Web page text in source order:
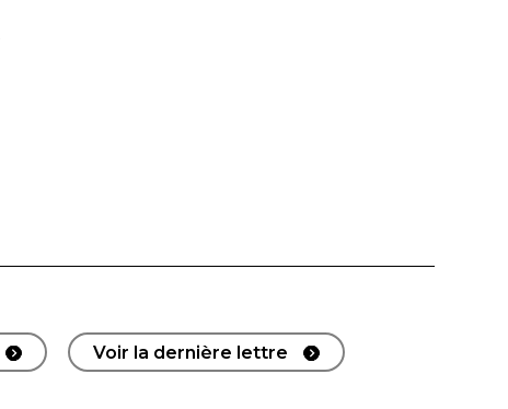
Voir la dernière lettre